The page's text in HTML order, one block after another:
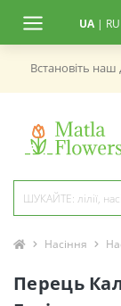
UA | RU
Встановiть наш
Насіння
Перець